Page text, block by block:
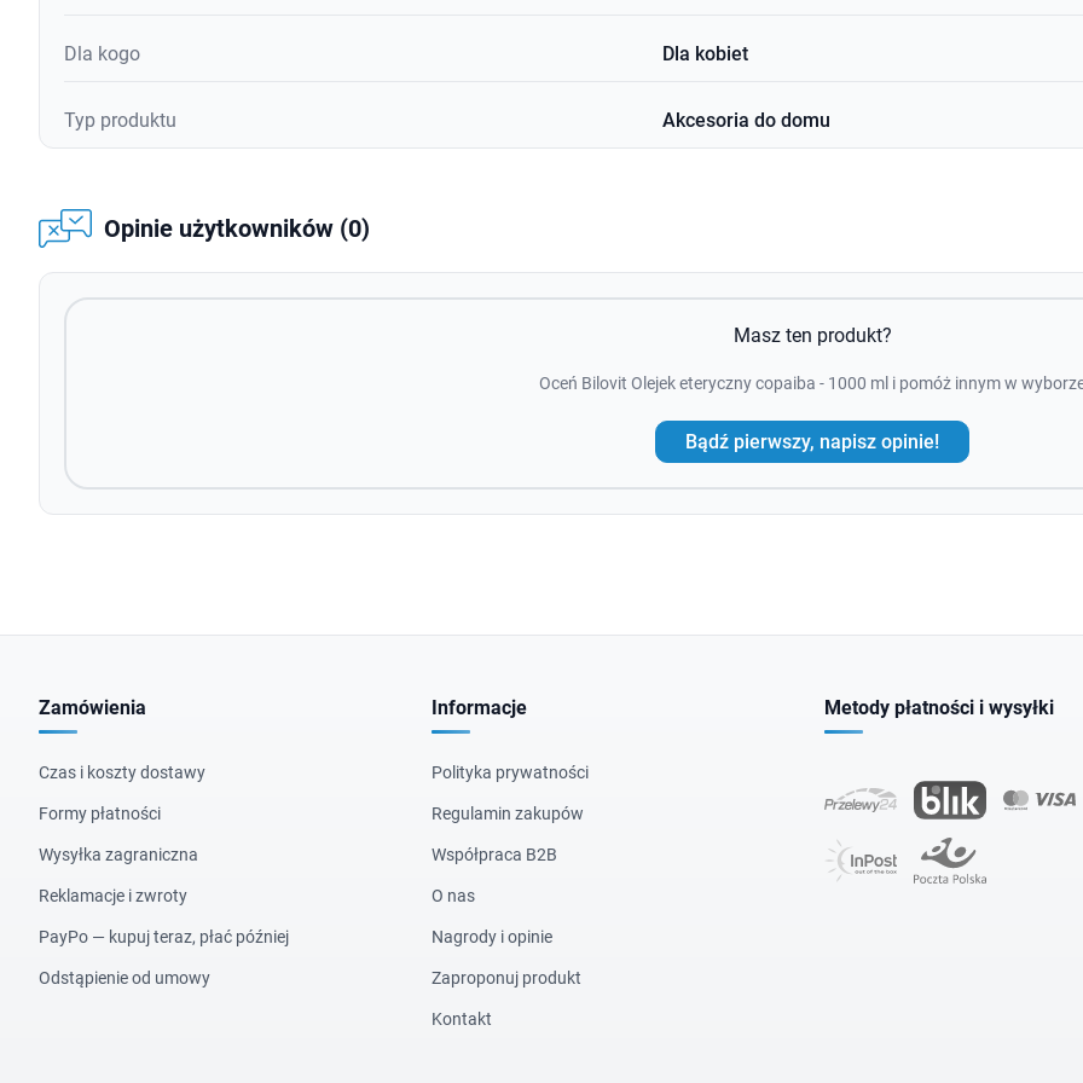
Dla kogo Dla kobiet
Typ produktu Akcesoria do domu
Opinie użytkowników (0)
Masz ten produkt?
Oceń Bilovit Olejek eteryczny copaiba - 1000 ml i pomóż innym w
Bądź pierwszy, napisz opinie!
Zamówienia
Czas i koszty dostawy
Formy płatności
Wysyłka zagraniczna
Reklamacje i zwroty
PayPo — kupuj teraz, płać później
Odstąpienie od umowy
Informacje
Polityka prywatności
Regulamin zakupów
Współpraca B2B
O nas
Nagrody i opinie
Zaproponuj produkt
Kontakt
Metody płatności i wysyłki